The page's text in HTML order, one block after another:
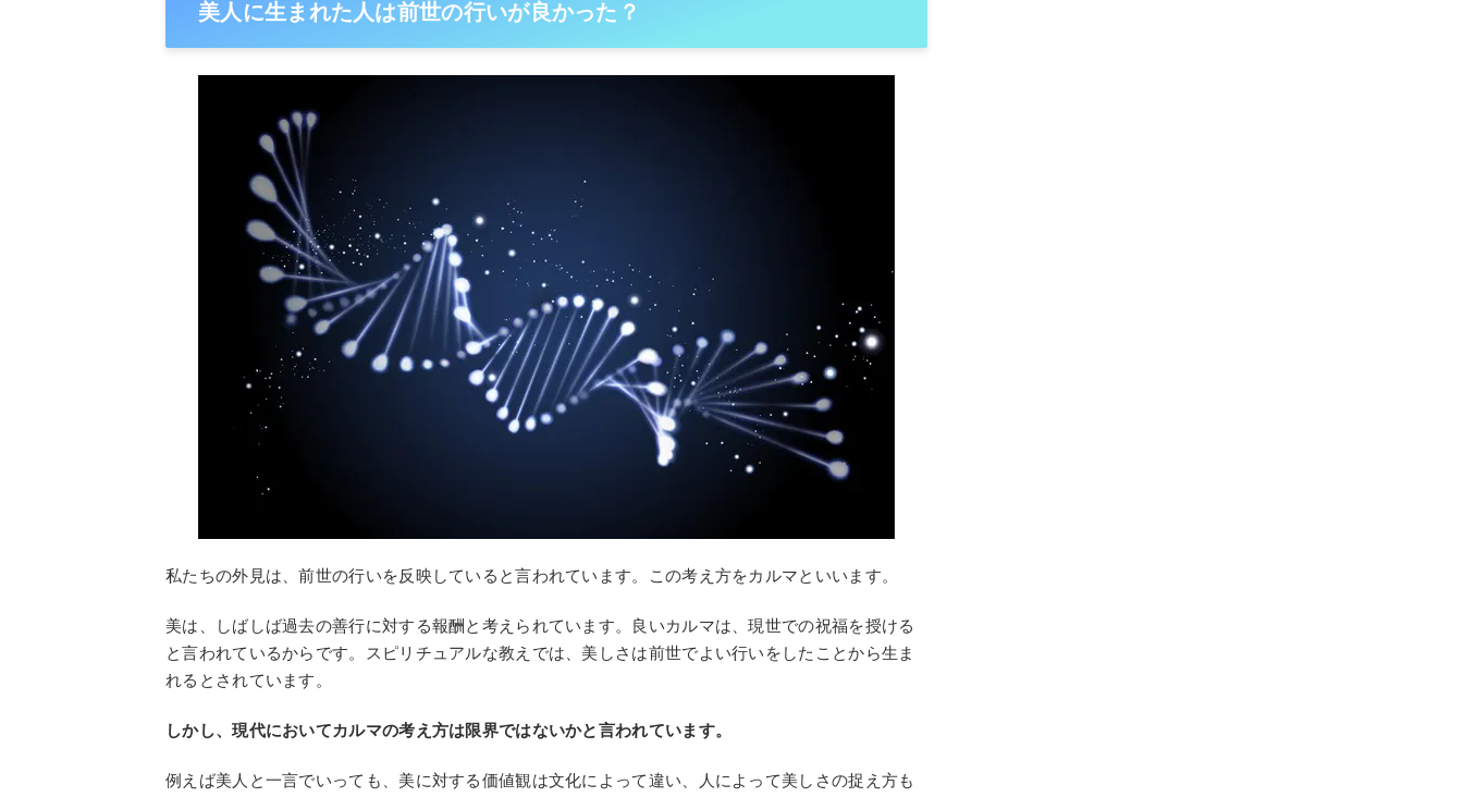
美人に生まれた人は前世の行いが良かった？
私たちの外見は、前世の行いを反映していると言われています。この考え方をカルマといいます。
美は、しばしば過去の善行に対する報酬と考えられています。良いカルマは、現世での祝福を授ける
と言われているからです。スピリチュアルな教えでは、美しさは前世でよい行いをしたことから生ま
れるとされています。
しかし、現代においてカルマの考え方は限界ではないかと言われています。
例えば美人と一言でいっても、美に対する価値観は文化によって違い、人によって美しさの捉え方も